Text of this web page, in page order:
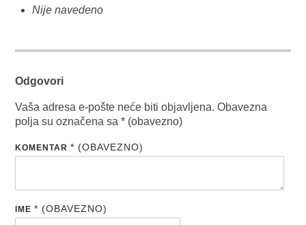
Nije navedeno
Odgovori
Vaša adresa e-pošte neće biti objavljena. Obavezna
polja su označena sa* (obavezno)
KOMENTAR* (OBAVEZNO)
IME* (OBAVEZNO)